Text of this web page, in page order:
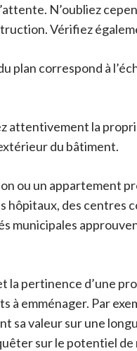
N’oubliez
Vérifiez
correspond à
attentivement la
du bâtiment.
ou un appartement
des centres
municipales
la pertinence d’une
emménager. Par
valeur sur une
sur le potentiel